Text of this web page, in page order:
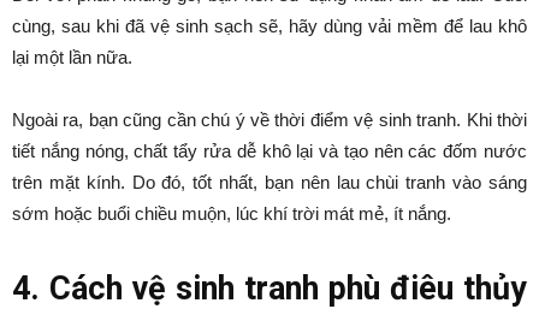
cùng, sau khi đã vệ sinh sạch sẽ, hãy dùng vải mềm để lau khô
lại một lần nữa.
Ngoài ra, bạn cũng cần chú ý về thời điểm vệ sinh tranh. Khi thời
tiết nắng nóng, chất tẩy rửa dễ khô lại và tạo nên các đốm nước
trên mặt kính. Do đó, tốt nhất, bạn nên lau chùi tranh vào sáng
sớm hoặc buổi chiều muộn, lúc khí trời mát mẻ, ít nắng.
4. Cách vệ sinh tranh phù điêu thủy